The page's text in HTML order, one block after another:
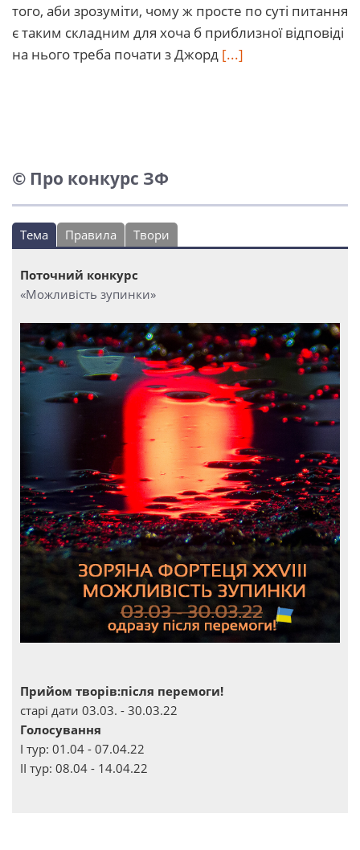
того, аби зрозуміти, чому ж просте по суті питання
є таким складним для хоча б приблизної відповіді
на нього треба почати з Джорд [...]
© Про конкурс ЗФ
Тема Правила Твори
Поточний конкурс
«Можливість зупинки»
Прийом творів:після перемоги!
старі дати 03.03. - 30.03.22
Голосування
І тур: 01.04 - 07.04.22
ІІ тур: 08.04 - 14.04.22